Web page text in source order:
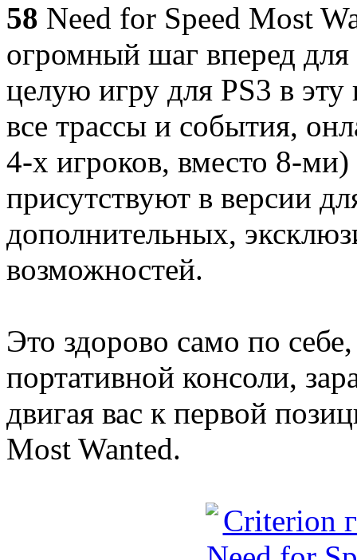
58 Need for Speed Most
огромный шаг вперед
целую игру для PS3 в
все трассы и события,
4-х игроков, вместо 8-
присутствуют в версии
дополнительных,
возможностей.
Это здорово само по
портативной консоли,
двигая вас к первой
Most Wanted.